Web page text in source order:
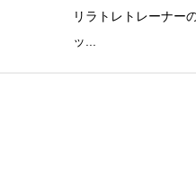
リラトレトレーナー
ッ...